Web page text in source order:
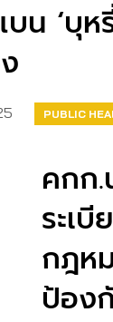
บน ‘บุ
PUBLIC
คกก.
ระเ
กฎห
ป้อง